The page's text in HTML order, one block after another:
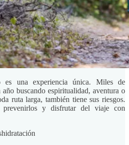
es una experiencia única. Miles de
buscando espiritualidad, aventura o
ruta larga, también tiene sus riesgos.
prevenirlos y disfrutar del viaje con